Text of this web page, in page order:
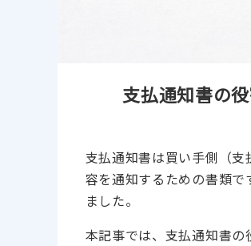
支払通知書の
支払通知書は買い手側（
容を通知するための書類
ました。
本記事では、支払通知書